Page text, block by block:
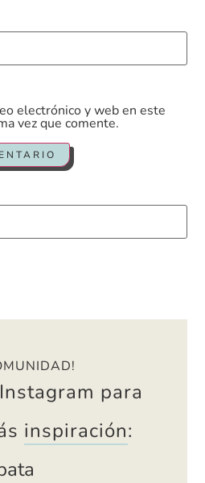
electrónico y web en este
vez que comente.
para
inspiración: